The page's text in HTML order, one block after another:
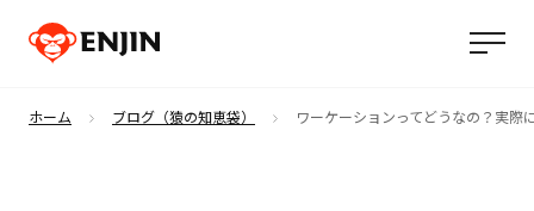
ホーム ブログ（猿の知恵袋） ワーケーションってどうなの？実際